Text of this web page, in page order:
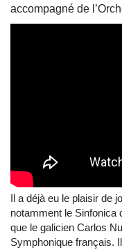
accompagné de
Il a déjà eu le plaisir de
notamment le Sinfonica
que le galicien Carlos
Symphonique français.